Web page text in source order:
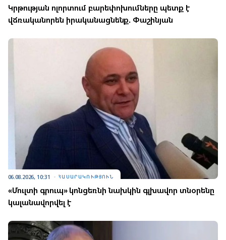
Կրթության ոլորտում բարեփոխումները պետք է
վճռականորեն իրականացնենք. Փաշինյան
06.08.2026, 10:31 ՀԱՍԱՐԱԿՈՒԹՅՈՒՆ
«Մուլտի գրուպ» կոնցեռնի նախկին գլխավոր տնօրենը
կալանավորվել է